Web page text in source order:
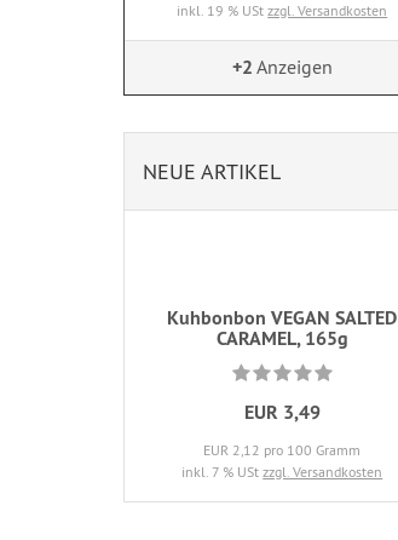
inkl. 19 % UStzzgl. Versandkosten
+2 Anzeigen
NEUE ARTIKEL
Kuhbonbon VEGAN SALTED
CARAMEL, 165g
EUR 3,49
EUR 2,12 pro 100 Gramm
inkl. 7 % UStzzgl. Versandkosten